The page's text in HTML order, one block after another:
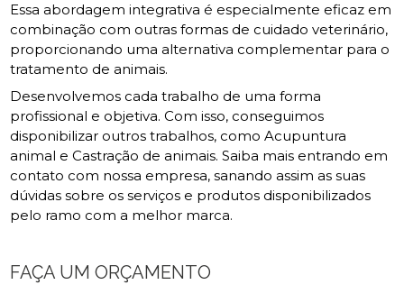
Essa abordagem integrativa é especialmente eficaz em
combinação com outras formas de cuidado veterinário,
proporcionando uma alternativa complementar para o
tratamento de animais.
Desenvolvemos cada trabalho de uma forma
profissional e objetiva. Com isso, conseguimos
disponibilizar outros trabalhos, como Acupuntura
animal e Castração de animais. Saiba mais entrando em
contato com nossa empresa, sanando assim as suas
dúvidas sobre os serviços e produtos disponibilizados
pelo ramo com a melhor marca.
FAÇA UM ORÇAMENTO